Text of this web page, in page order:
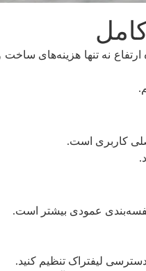
ارتفاع نه تنها هزینه‌های
کاربری است.
قفسه‌بندی عمودی بیشتر است.
لیفتراک تنظیم کنید.